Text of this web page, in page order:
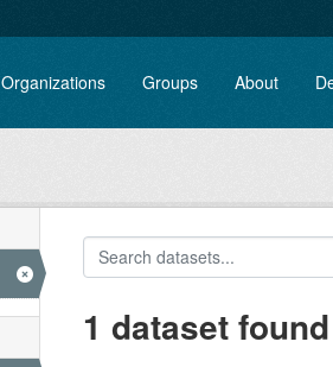
Organizations Groups About
1 dataset found